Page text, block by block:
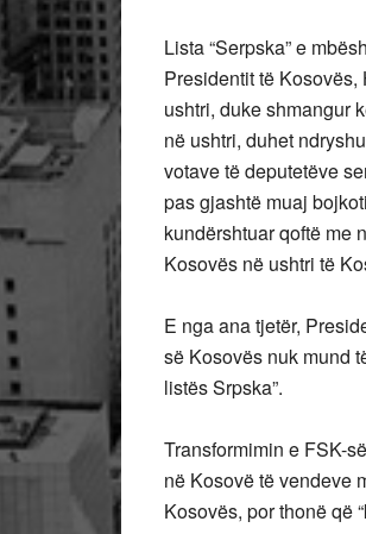
Lista “Serpska” e
Presidentit të
ushtri, duke shmangur
në ushtri, duhet
votave të deputetëve
pas gjashtë muaj
kundërshtuar qoftë me
Kosovës në ushtri të
E nga ana tjetër,
së Kosovës nuk mund
listës Srpska”.
Transformimin e FSK-
në Kosovë të vendeve
Kosovës, por thonë që